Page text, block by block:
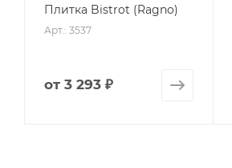
Плитка Bistrot (Ragno)
Арт.: 3537
от 3 293 ₽